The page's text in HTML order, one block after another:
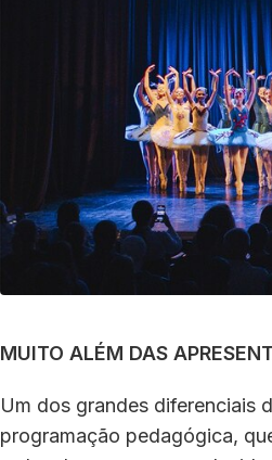
MUITO ALÉM DAS
Um dos grandes diferenciais
programação pedagógica,